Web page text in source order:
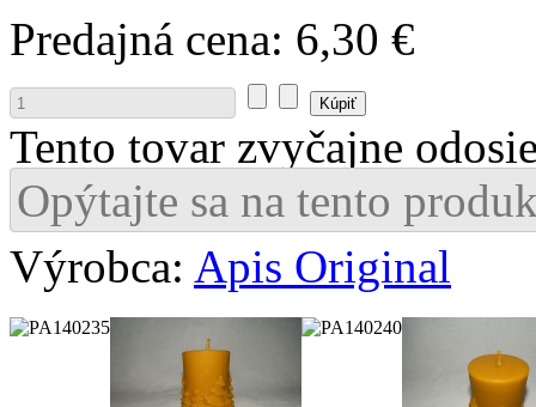
Predajná cena: 6,30 €
Tento tovar zvyčajne
Opýtajte sa na tento
Výrobca: Apis Original